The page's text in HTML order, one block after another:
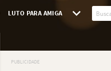
LUTO PARA AMIGA